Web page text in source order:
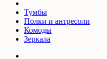
Тумбы
Полки и антресоли
Комоды
Зеркала